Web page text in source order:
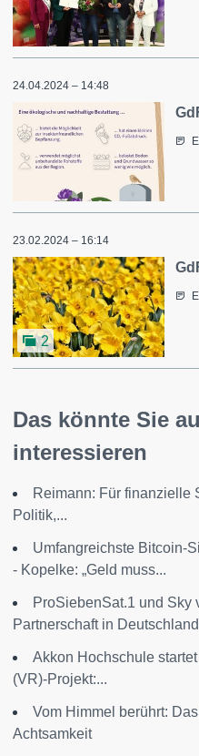
24.04.2024 – 14:48
23.02.2024 – 16:14
2
Das könnte Sie
interessieren
Reimann: Für finanzielle
Politik,...
Umfangreichste Bitcoin-
- Kopelke: „Geld muss...
ProSiebenSat.1 und Sky
Partnerschaft in
Akkon Hochschule
(VR)-Projekt:...
Vom Himmel berührt:
Achtsamkeit